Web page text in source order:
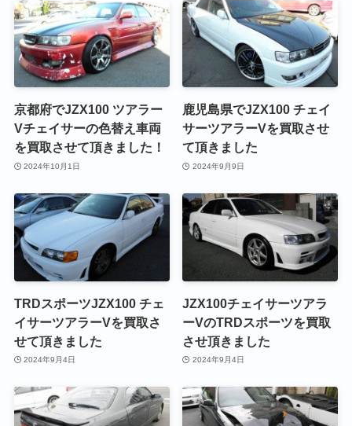
京都府でJZX100 ツアラー
Vチェイサーの色替え車両
を買取させて頂きました！
2024年10月1日
鹿児島県でJZX100 チェイ
サーツアラーVを買取させ
て頂きました
2024年9月9日
TRDスポーツJZX100 チェ
イサーツアラーVを買取さ
せて頂きました
2024年9月4日
JZX100チェイサーツアラ
ーVのTRDスポーツを買取
させ頂きました
2024年9月4日